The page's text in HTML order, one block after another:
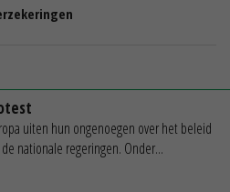
uiten hun ongenoegen over het beleid
nationale regeringen. Onder...